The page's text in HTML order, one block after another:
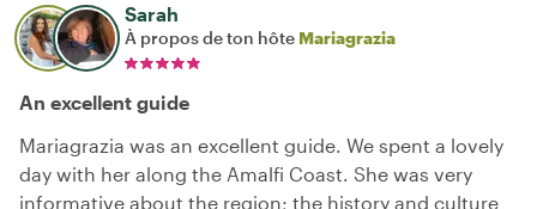
Sarah
À propos de ton hôte Mariagrazia
An excellent guide
Mariagrazia was an excellent guide. We spent a lovely
day with her along the Amalfi Coast. She was very
informative about the region; the history and culture